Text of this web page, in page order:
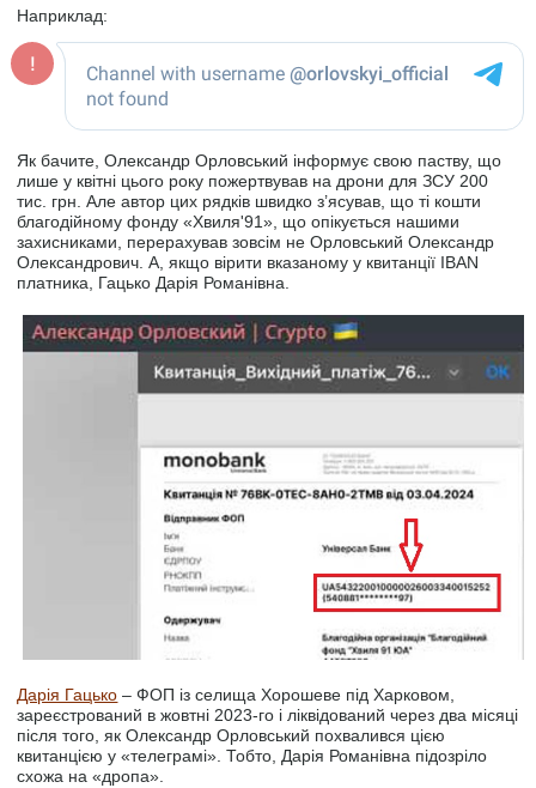
Наприклад:
Як бачите, Олександр Орловський інформує свою паству, що
лише у квітні цього року пожертвував на дрони для ЗСУ 200
тис. грн. Але автор цих рядків швидко з’ясував, що ті кошти
благодійному фонду «Хвиля'91», що опікується нашими
захисниками, перерахував зовсім не Орловський Олександр
Олександрович. А, якщо вірити вказаному у квитанції IBAN
платника, Гацько Дарія Романівна.
Дарія Гацько – ФОП із селища Хорошеве під Харковом,
зареєстрований в жовтні 2023-го і ліквідований через два місяці
після того, як Олександр Орловський похвалився цією
квитанцією у «телеграмі». Тобто, Дарія Романівна підозріло
схожа на «дропа».